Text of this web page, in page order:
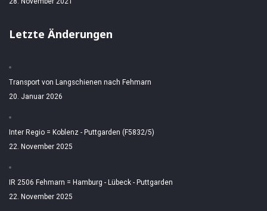
Letzte Änderungen
Transport von Langschienen nach Fehmarn
20. Januar 2026
Inter Regio = Koblenz - Puttgarden (F5832/5)
22. November 2025
IR 2506 Fehmarn = Hamburg - Lübeck - Puttgarden
22. November 2025